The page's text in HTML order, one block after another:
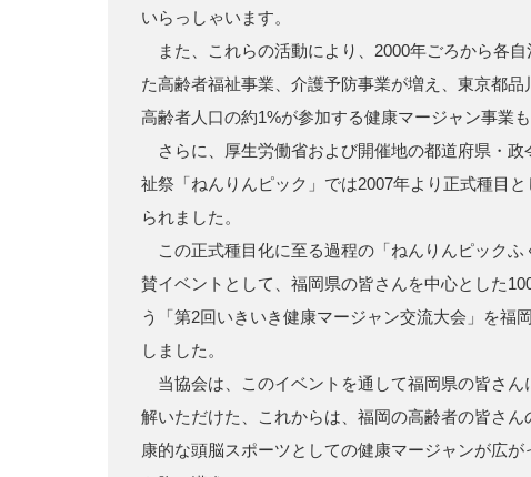
いらっしゃいます。
また、これらの活動により、2000年ごろから各
た高齢者福祉事業、介護予防事業が増え、東京都
高齢者人口の約1%が参加する健康マージャン事業も
さらに、厚生労働省および開催地の都道府県・政
祉祭「ねんりんピック」では2007年より正式種目
られました。
この正式種目化に至る過程の「ねんりんピックふ
賛イベントとして、福岡県の皆さんを中心とした
う「第2回いきいき健康マージャン交流大会」を福
しました。
当協会は、このイベントを通して福岡県の皆さん
解いただけた、これからは、福岡の高齢者の皆さ
康的な頭脳スポーツとしての健康マージャンが広